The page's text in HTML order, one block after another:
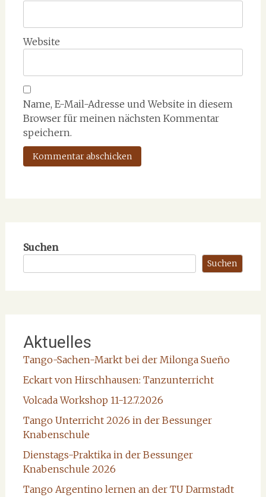
Website
Name, E-Mail-Adresse und Website in diesem
Browser für meinen nächsten Kommentar
speichern.
Suchen
Suchen
Aktuelles
Tango-Sachen-Markt bei der Milonga Sueño
Eckart von Hirschhausen: Tanzunterricht
Volcada Workshop 11-12.7.2026
Tango Unterricht 2026 in der Bessunger
Knabenschule
Dienstags-Praktika in der Bessunger
Knabenschule 2026
Tango Argentino lernen an der TU Darmstadt